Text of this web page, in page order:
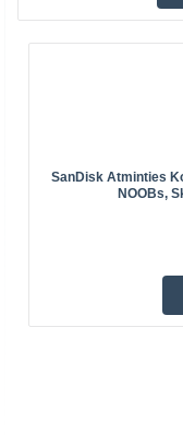
SanDisk Atminties
NOOBs,